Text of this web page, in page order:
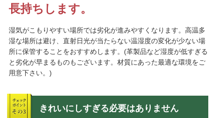
長持ちします。
湿気がこもりやすい場所では劣化が進みやすくなります。高温多
湿な場所は避け、直射日光が当たらない温湿度の変化が少ない場
所に保管することをおすすめします。(革製品など湿度が低すぎる
と劣化が早まるものもございます。材質にあった最適な環境をご
用意下さい。)
きれいにしすぎる必要はありません